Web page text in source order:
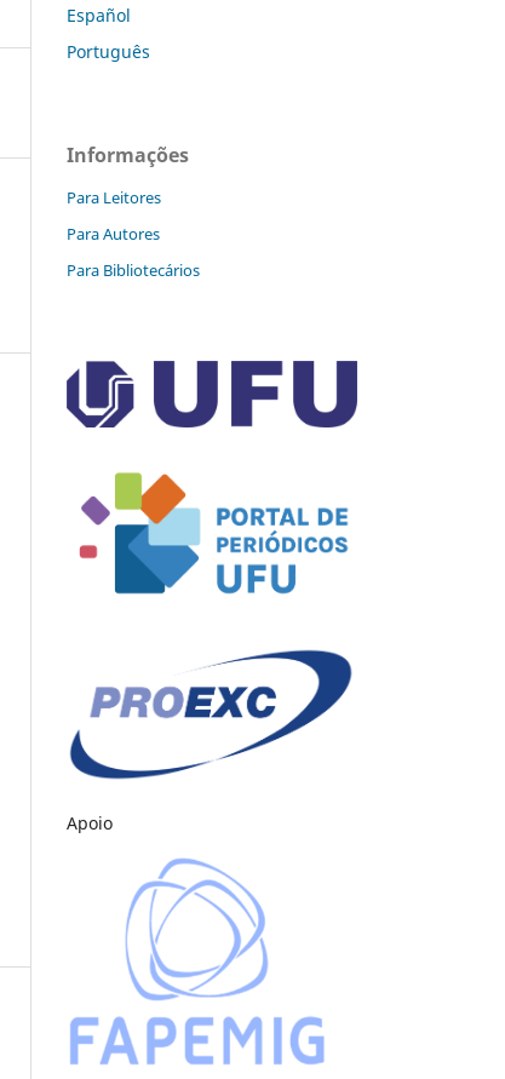
Español
Português
Informações
Para Leitores
Para Autores
Para Bibliotecários
Apoio